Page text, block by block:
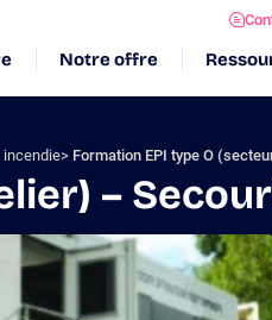
Notre offre
incendie Formation EPI type O
–